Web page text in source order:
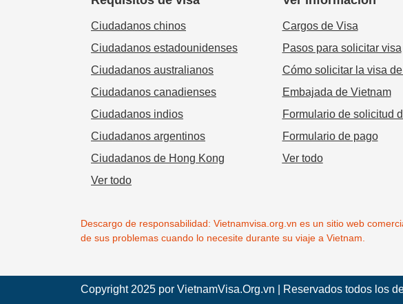
Ciudadanos chinos
Ciudadanos estadounidenses
Ciudadanos australianos
Ciudadanos canadienses
Ciudadanos indios
Ciudadanos argentinos
Ciudadanos de Hong Kong
Ver todo
Cargos de Visa
Pasos para solicitar visa
Cómo solicitar la visa
Embajada de Vietnam
Formulario de solicitud
Formulario de pago
Ver todo
Descargo de responsabilidad: Vietnamvisa.org.vn es un sitio web
de sus problemas cuando lo necesite durante su viaje a Vietnam.
Copyright 2025 por VietnamVisa.Org.vn | Reservados todos los